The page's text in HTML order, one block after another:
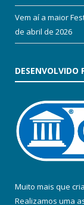
Vem aí a maior
de abril de 2026
DESENVOLVIDO
Muito mais que
Realizamos uma